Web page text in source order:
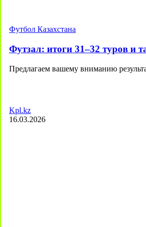
Футбол Казахстана
Футзал: итоги 31–32 туров и
Предлагаем вашему вниманию
Kpl.kz
16.03.2026